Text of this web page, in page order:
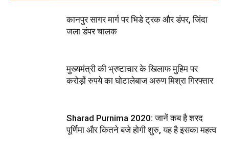
कानपुर सागर मार्ग पर भिडे ट्रक और डंपर, जिंदा
जला डंपर चालक
मुख्यमंत्री की भ्रष्टाचार के खिलाफ मुहिम पर
करोड़ों रुपये का घोटालेबाज अरुण मिश्रा गिरफ्तार
Sharad Purnima 2020: जानें कब है शरद
पूर्णिमा और कितने बजे होगी शुरु, यह है इसका महत्व